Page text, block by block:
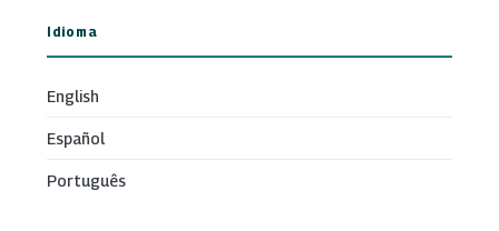
Idioma
English
Español
Português